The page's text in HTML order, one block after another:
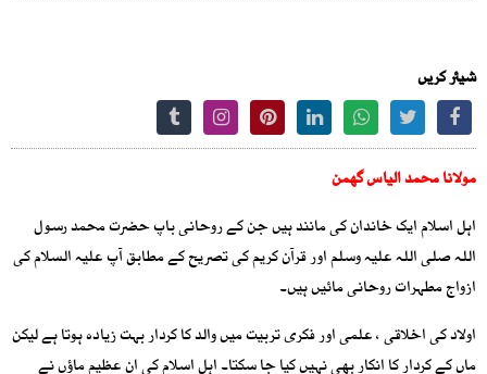
شیئر کریں
مولانا محمد الیاس گھمن
اہل اسلام ایک خاندان کی مانند ہیں جن کے روحانی باپ حضرت محمد رسول
اللہ صلی اللہ علیہ وسلم اور قرآن کریم کی تصریح کے مطابق آپ علیہ السلام کی
ازواج مطہرات روحانی مائیں ہیں۔
اولاد کی اخلاقی ، علمی اور فکری تربیت میں والد کا کردار بہت زیادہ ہوتا ہے لیکن